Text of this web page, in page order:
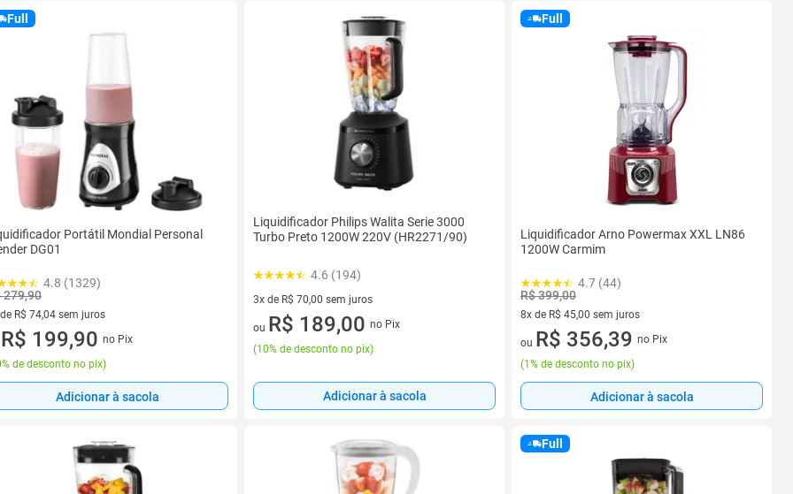
Full
Portátil Mondial Personal
DG01
4.8 (1329)
279,90
R$ 74,04 sem juros
de R$ 74,04 sem juros
R$ 199,90 no Pix
de desconto no pix)
Adicionar à sacola
Liquidificador Philips Walita Serie 3000
Turbo Preto 1200W 220V (HR2271/90)
4.6 (194)
3x de R$ 70,00 sem juros
3 vez de R$ 70,00 sem juros
ou R$ 189,00 no Pix
(10% de desconto no pix)
Adicionar à sacola
Full
Liquidificador Arno Powermax XXL LN86
1200W Carmim
4.7 (44)
R$ 399,00
8x de R$ 45,00 sem juros
8 vez de R$ 45,00 sem juros
ou R$ 356,39 no Pix
(1% de desconto no pix)
Adicionar à sacola
Full